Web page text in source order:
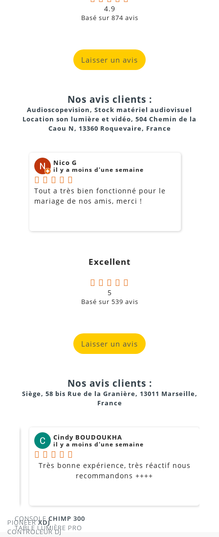
4.9
Basé sur 874avis
Laisser un avis
Nos avis clients :
Audioscopevision, Stock matériel audiovisuel
Location son lumière et vidéo, 504 Chemin de la
Caou N, 13360 Roquevaire, France
Nico G
il y a moins d'une semaine
Tout a très bien fonctionné pour le
mariage de nos amis, merci !
Excellent
5
Basé sur 539 avis
Laisser un avis
Nos avis clients :
Siège, 58 bis Rue de la Granière, 13011 Marseille,
France
Cindy BOUDOUKHA
il y a moins d'une semaine
Très bonne expérience, très réactif nous
recommandons ++++
CONSOLE CHIMP 300
TABLE LUMIÈRE PRO
PIONEERXDJ
CONTROLEUR DJ